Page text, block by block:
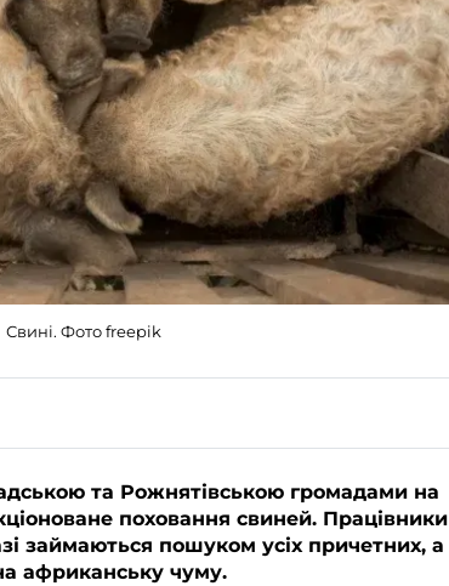
Свині. Фото freepik
та Рожнятівською громадами на
поховання свиней. Працівники
займаються пошуком усіх причетних, а
африканську чуму.